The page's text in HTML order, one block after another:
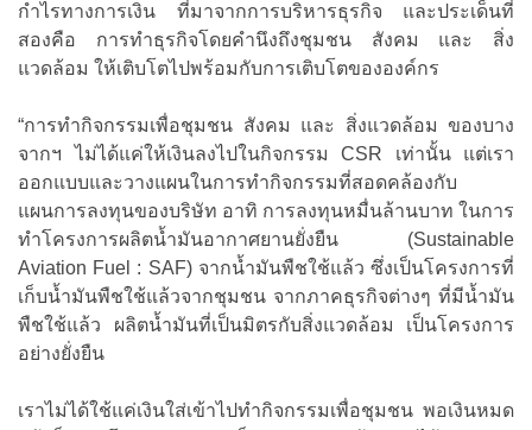
กำไรทางการเงิน ที่มาจากการบริหารธุรกิจ และประเด็นที่
สองคือ การทำธุรกิจโดยคำนึงถึงชุมชน สังคม และ สิ่ง
แวดล้อม ให้เติบโตไปพร้อมกับการเติบโตขององค์กร
“การทำกิจกรรมเพื่อชุมชน สังคม และ สิ่งแวดล้อม ของบาง
จากฯ ไม่ได้แค่ให้เงินลงไปในกิจกรรม CSR เท่านั้น แต่เรา
ออกแบบและวางแผนในการทำกิจกรรมที่สอดคล้องกับ
แผนการลงทุนของบริษัท อาทิ การลงทุนหมื่นล้านบาท ในการ
ทำโครงการผลิตน้ำมันอากาศยานยั่งยืน (Sustainable
Aviation Fuel : SAF) จากน้ำมันพืชใช้แล้ว ซึ่งเป็นโครงการที่
เก็บน้ำมันพืชใช้แล้วจากชุมชน จากภาคธุรกิจต่างๆ ที่มีน้ำมัน
พืชใช้แล้ว ผลิตน้ำมันที่เป็นมิตรกับสิ่งแวดล้อม เป็นโครงการ
อย่างยั่งยืน
เราไม่ได้ใช้แค่เงินใส่เข้าไปทำกิจกรรมเพื่อชุมชน พอเงินหมด